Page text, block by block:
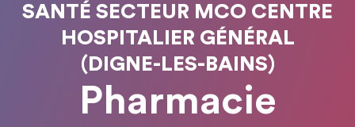
SANTÉ SECTEUR MCO CENTRE
HOSPITALIER GÉNÉRAL
(DIGNE-LES-BAINS)
Pharmacie